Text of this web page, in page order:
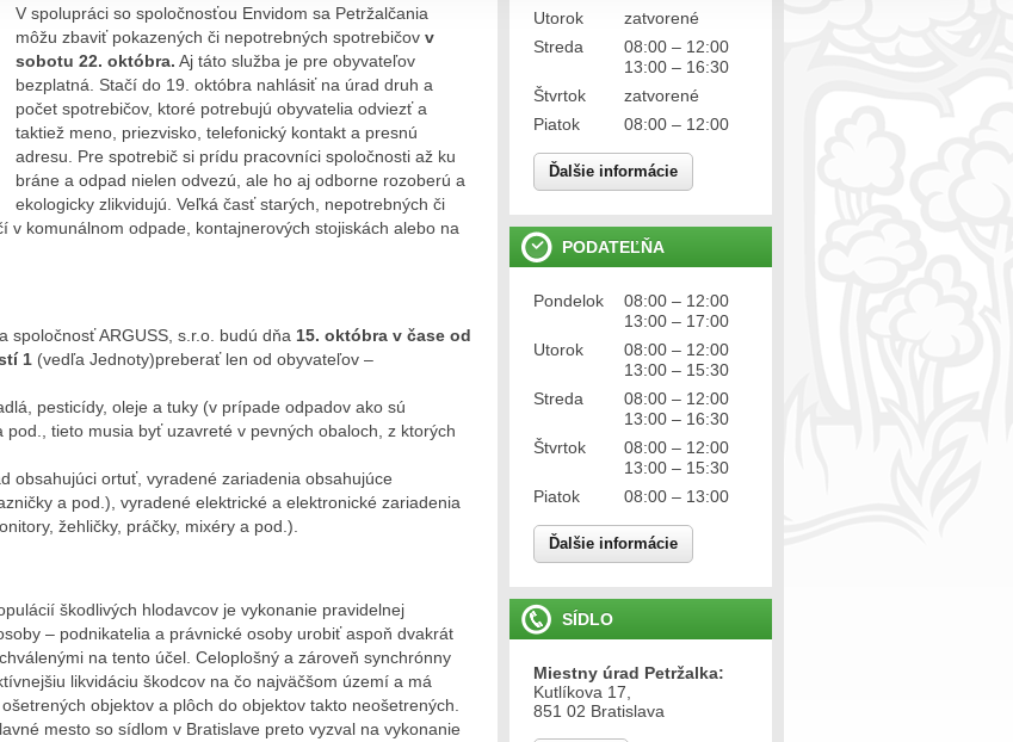
Utorok
zatvorené
Streda
08:00 – 12:00
13:00 – 16:30
Štvrtok
zatvorené
Piatok
08:00 – 12:00
Ďalšie informácie
PODATEĽŇA
Pondelok
08:00 – 12:00
13:00 – 17:00
Utorok
08:00 – 12:00
13:00 – 15:30
Streda
08:00 – 12:00
13:00 – 16:30
Štvrtok
08:00 – 12:00
13:00 – 15:30
Piatok
08:00 – 13:00
Ďalšie informácie
SÍDLO
Miestny úrad Petržalka:
Kutlíkova 17,
851 02 Bratislava
V spolupráci so spoločnosťou Envidom sa Petržalčania
môžu zbaviť pokazených či nepotrebných spotrebičov v
sobotu 22. októbra. Aj táto služba je pre obyvateľov
bezplatná. Stačí do 19. októbra nahlásiť na úrad druh a
počet spotrebičov, ktoré potrebujú obyvatelia odviezť a
taktiež meno, priezvisko, telefonický kontakt a presnú
adresu. Pre spotrebič si prídu pracovníci spoločnosti až ku
bráne a odpad nielen odvezú, ale ho aj odborne rozoberú a
ekologicky zlikvidujú. Veľká časť starých, nepotrebných či
v komunálnom odpade, kontajnerových stojiskách alebo na
spoločnosť ARGUSS, s.r.o. budú dňa 15. októbra v čase od
1 (vedľa Jednoty)preberať len od obyvateľov –
pesticídy, oleje a tuky (v prípade odpadov ako sú
tieto musia byť uzavreté v pevných obaloch, z ktorých
obsahujúci ortuť, vyradené zariadenia obsahujúce
a pod.), vyradené elektrické a elektronické zariadenia
žehličky, práčky, mixéry a pod.).
škodlivých hlodavcov je vykonanie pravidelnej
– podnikatelia a právnické osoby urobiť aspoň dvakrát
na tento účel. Celoplošný a zároveň synchrónny
likvidáciu škodcov na čo najväčšom území a má
objektov a plôch do objektov takto neošetrených.
mesto so sídlom v Bratislave preto vyzval na vykonanie